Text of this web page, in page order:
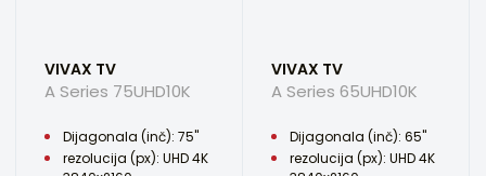
VIVAX TV
A Series 75UHD10K
Dijagonala (inč): 75"
rezolucija (px): UHD 4K
VIVAX TV
A Series 65UHD10K
Dijagonala (inč): 65"
rezolucija (px): UHD 4K